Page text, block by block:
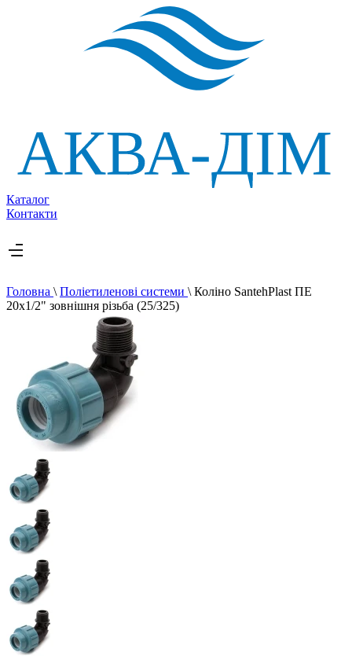
Каталог
Контакти
Головна \ Поліетиленові системи \ Коліно SantehPlast ПЕ
20x1/2" зовнішня різьба (25/325)